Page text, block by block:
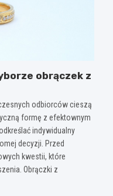
obrączek z
odbiorców cieszą
formę z efektownym
indywidualny
decyzji. Przed
kwestii, które
Obrączki z